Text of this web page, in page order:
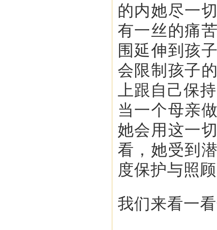
的内她尽一
有一丝的痛
围延伸到孩
会限制孩子
上跟自己保
当一个母亲
她会用这一
看，她受到
度保护与照
我们来看一